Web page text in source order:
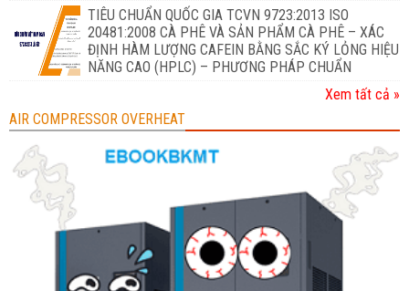
TIÊU CHUẨN QUỐC GIA TCVN 9723:2013 ISO
20481:2008 CÀ PHÊ VÀ SẢN PHẨM CÀ PHÊ – XÁC
ĐỊNH HÀM LƯỢNG CAFEIN BẰNG SẮC KÝ LỎNG HIỆU
NĂNG CAO (HPLC) – PHƯƠNG PHÁP CHUẨN
Xem tất cả »
AIR COMPRESSOR OVERHEAT